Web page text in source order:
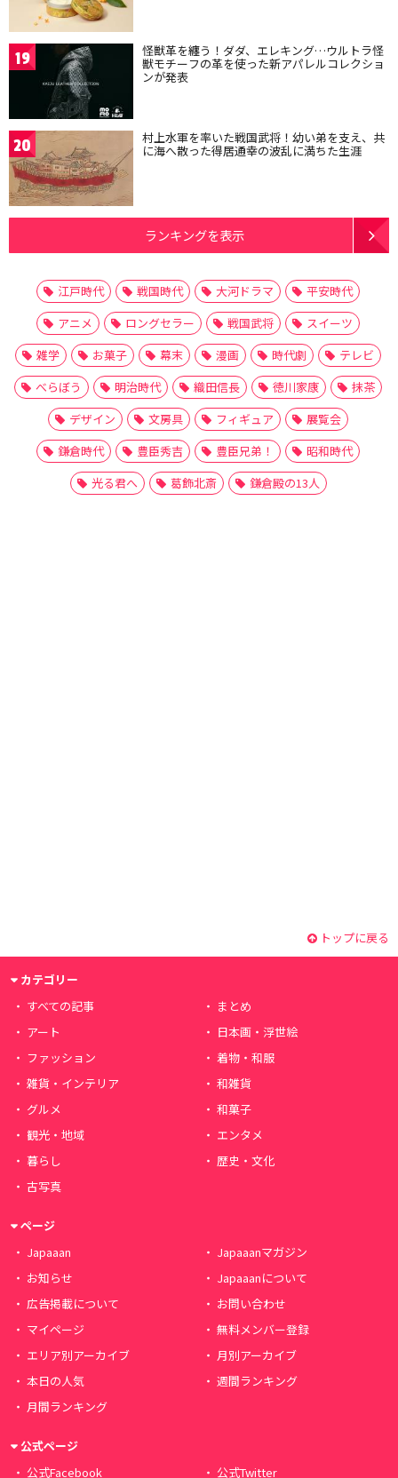
19 怪獣革を纏う！ダダ、エレキング…ウルトラ怪
獣モチーフの革を使った新アパレルコレクショ
ンが発表
20 村上水軍を率いた戦国武将！幼い弟を支え、共
に海へ散った得居通幸の波乱に満ちた生涯
ランキングを表示
江戸時代 戦国時代 大河ドラマ
平安時代
アニメ
ロングセラー 戦国武将
スイーツ
雑学
お菓子 幕末 漫画 時代劇
テレビ
べらぼう
明治時代 織田信長 徳川家康
抹茶
デザイン
文房具 フィギュア
展覧会
鎌倉時代
豊臣秀吉 豊臣兄弟！
昭和時代
光る君へ
葛飾北斎 鎌倉殿の13人
トップに戻る
カテゴリー
すべての記事
まとめ
アート
日本画・浮世絵
ファッション
着物・和服
雑貨・インテリア
和雑貨
グルメ
和菓子
観光・地域
エンタメ
暮らし
歴史・文化
古写真
ページ
Japaaan
Japaaanマガジン
お知らせ
Japaaanについて
広告掲載について
お問い合わせ
マイページ
無料メンバー登録
エリア別アーカイブ
月別アーカイブ
本日の人気
週間ランキング
月間ランキング
公式ページ
公式Facebook
公式Twitter